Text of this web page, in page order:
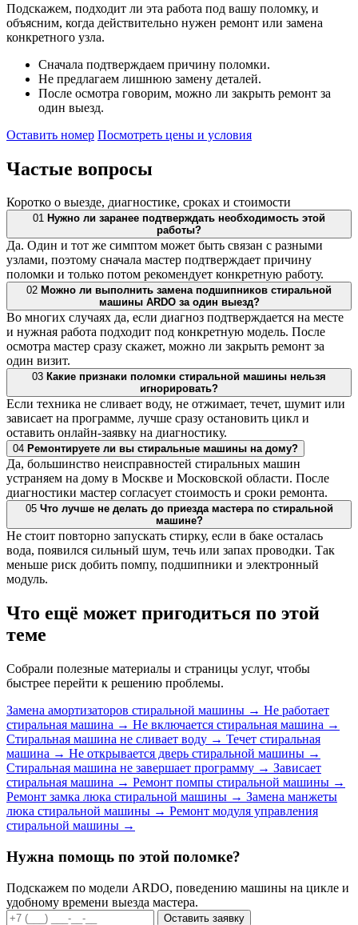
Подскажем, подходит ли эта работа под вашу поломку, и
объясним, когда действительно нужен ремонт или замена
конкретного узла.
Сначала подтверждаем причину поломки.
Не предлагаем лишнюю замену деталей.
После осмотра говорим, можно ли закрыть ремонт за
один выезд.
Оставить номер Посмотреть цены и условия
Частые вопросы
Коротко о выезде, диагностике, сроках и стоимости
01 Нужно ли заранее подтверждать необходимость этой
работы?
Да. Один и тот же симптом может быть связан с разными
узлами, поэтому сначала мастер подтверждает причину
поломки и только потом рекомендует конкретную работу.
02 Можно ли выполнить замена подшипников стиральной
машины ARDO за один выезд?
Во многих случаях да, если диагноз подтверждается на месте
и нужная работа подходит под конкретную модель. После
осмотра мастер сразу скажет, можно ли закрыть ремонт за
один визит.
03 Какие признаки поломки стиральной машины нельзя
игнорировать?
Если техника не сливает воду, не отжимает, течет, шумит или
зависает на программе, лучше сразу остановить цикл и
оставить онлайн-заявку на диагностику.
04 Ремонтируете ли вы стиральные машины на дому?
Да, большинство неисправностей стиральных машин
устраняем на дому в Москве и Московской области. После
диагностики мастер согласует стоимость и сроки ремонта.
05 Что лучше не делать до приезда мастера по стиральной
машине?
Не стоит повторно запускать стирку, если в баке осталась
вода, появился сильный шум, течь или запах проводки. Так
меньше риск добить помпу, подшипники и электронный
модуль.
Что ещё может пригодиться по этой
теме
Собрали полезные материалы и страницы услуг, чтобы
быстрее перейти к решению проблемы.
Замена амортизаторов стиральной машины → Не работает
стиральная машина → Не включается стиральная машина →
Стиральная машина не сливает воду → Течет стиральная
машина → Не открывается дверь стиральной машины →
Стиральная машина не завершает программу → Зависает
стиральная машина → Ремонт помпы стиральной машины →
Ремонт замка люка стиральной машины → Замена манжеты
люка стиральной машины → Ремонт модуля управления
стиральной машины →
Нужна помощь по этой поломке?
Подскажем по модели ARDO, поведению машины на цикле и
удобному времени выезда мастера.
Оставить заявку